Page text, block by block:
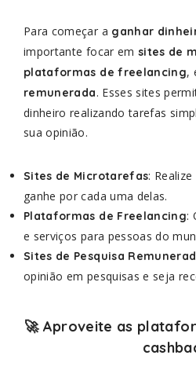
Para começar a ganhar
importante focar em sites de
plataformas de freelancing,
remunerada. Esses sites
dinheiro realizando tarefas
sua opinião.
Sites de Microtarefas:
ganhe por cada uma delas.
Plataformas de Freelancing:
e serviços para pessoas do
Sites de Pesquisa
opinião em pesquisas e seja
🚀 Aproveite as